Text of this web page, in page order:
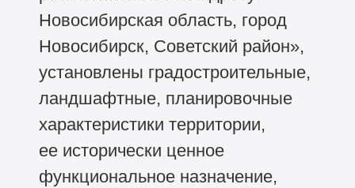
Новосибирская область, город
Новосибирск, Советский район»,
установлены градостроительные,
ландшафтные, планировочные
характеристики территории,
ее исторически ценное
функциональное назначение,